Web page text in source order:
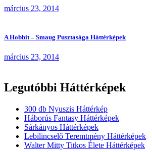
március 23, 2014
A Hobbit – Smaug Pusztasága Háttérképek
március 23, 2014
Legutóbbi Háttérképek
300 db Nyuszis Háttérkép
Háborús Fantasy Háttérképek
Sárkányos Háttérképek
Lebilincselő Teremtmény Háttérképek
Walter Mitty Titkos Élete Háttérképek